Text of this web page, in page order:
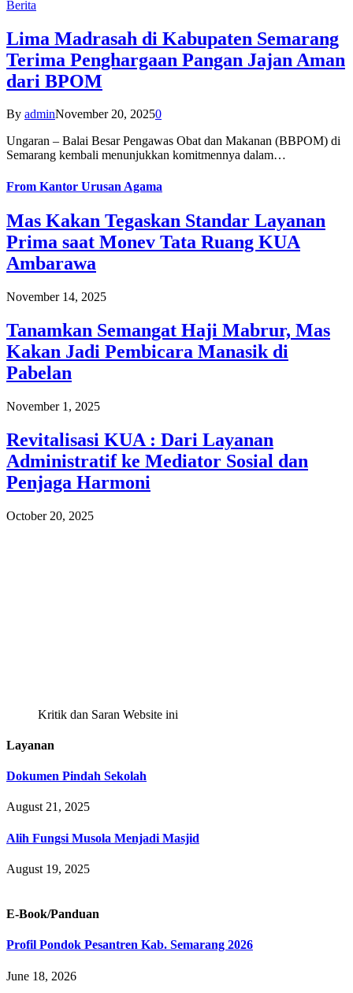
Berita
Lima Madrasah di Kabupaten Semarang
Terima Penghargaan Pangan Jajan Aman
dari BPOM
By adminNovember 20, 20250
Ungaran – Balai Besar Pengawas Obat dan Makanan (BBPOM) di
Semarang kembali menunjukkan komitmennya dalam…
From Kantor Urusan Agama
Mas Kakan Tegaskan Standar Layanan
Prima saat Monev Tata Ruang KUA
Ambarawa
November 14, 2025
Tanamkan Semangat Haji Mabrur, Mas
Kakan Jadi Pembicara Manasik di
Pabelan
November 1, 2025
Revitalisasi KUA : Dari Layanan
Administratif ke Mediator Sosial dan
Penjaga Harmoni
October 20, 2025
Kritik dan Saran Website ini
Layanan
Dokumen Pindah Sekolah
August 21, 2025
Alih Fungsi Musola Menjadi Masjid
August 19, 2025
E-Book/Panduan
Profil Pondok Pesantren Kab. Semarang 2026
June 18, 2026